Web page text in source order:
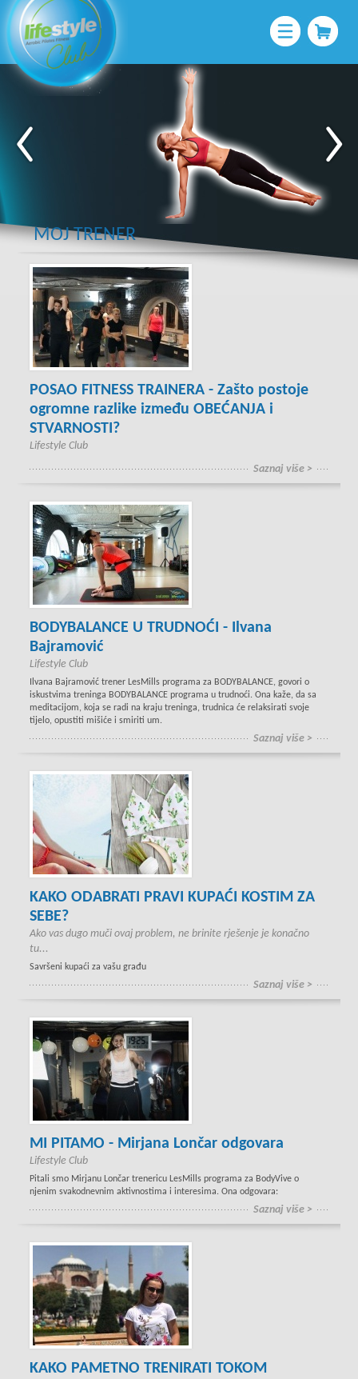
MOJ TRENER
POSAO FITNESS TRAINERA - Zašto postoje
ogromne razlike između OBEĆANJA i
STVARNOSTI?
Lifestyle Club
Saznaj više >
BODYBALANCE U TRUDNOĆI - Ilvana
Bajramović
Lifestyle Club
Ilvana Bajramović trener LesMills programa za BODYBALANCE, govori o
iskustvima treninga BODYBALANCE programa u trudnoći. Ona kaže, da sa
meditacijom, koja se radi na kraju treninga, trudnica će relaksirati svoje
tijelo, opustiti mišiće i smiriti um.
Saznaj više >
KAKO ODABRATI PRAVI KUPAĆI KOSTIM ZA
SEBE?
Ako vas dugo muči ovaj problem, ne brinite rješenje je konačno
tu...
Savršeni kupaći za vašu građu
Saznaj više >
MI PITAMO - Mirjana Lončar odgovara
Lifestyle Club
Pitali smo Mirjanu Lončar trenericu LesMills programa za BodyVive o
njenim svakodnevnim aktivnostima i interesima. Ona odgovara:
Saznaj više >
KAKO PAMETNO TRENIRATI TOKOM